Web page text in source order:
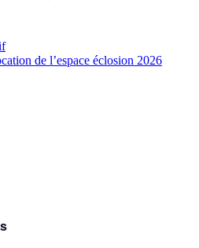
de l’espace éclosion 2026